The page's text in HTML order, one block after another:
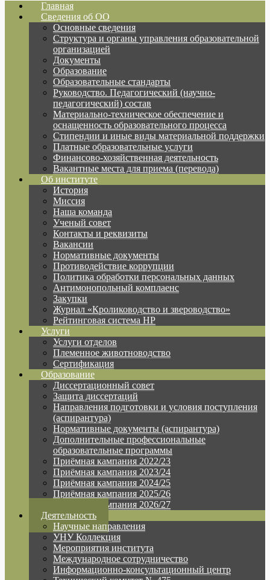
Главная
Сведения об ОО
Основные сведения
Структура и органы управления образовательной
организацией
Документы
Образование
Образовательные стандарты
Руководство. Педагогический (научно-
педагогический) состав
Материально-техническое обеспечение и
оснащенность образовательного процесса
Стипендии и иные виды материальной поддержки
Платные образовательные услуги
Финансово-хозяйственная деятельность
Вакантные места для приема (перевода)
Об институте
История
Миссия
Наша команда
Ученый совет
Контакты и реквизиты
Вакансии
Нормативные документы
Противодействие коррупции
Политика обработки персональных данных
Антимонопольный комплаенс
Закупки
Журнал «Кролиководство и звероводство»
Рейтинговая система НР
Услуги
Услуги отделов
Племенное животноводство
Сертификация
Образование
Диссертационный совет
Защита диссертаций
Направления подготовки и условия поступления
(аспирантура)
Нормативные документы (аспирантура)
Дополнительные профессиональные
образовательные программы
Приёмная кампания 2022/23
Приёмная кампания 2023/24
Приёмная кампания 2024/25
Приёмная кампания 2025/26
Приёмная кампания 2026/27
Деятельность
Научные направления
УНУ Коллекция
Мероприятия института
Международное сотрудничество
Информационно-консультационный центр